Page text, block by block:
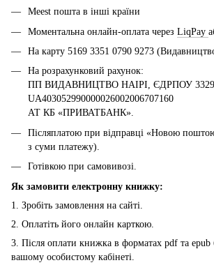
Meest пошта в інші країни
Моментальна онлайн-оплата через LiqPay
На карту 5169 3351 0790 9273
На розрахунковий рахунок:
ПП ВИДАВНИЦТВО НАІРІ, ЄДРПОУ
UA403052990000026002006707160
АТ КБ «ПРИВАТБАНК».
Післяплатою при відправці «Новою
з суми платежу).
Готівкою при самовивозі.
Як замовити електронну книжку:
1. Зробіть замовлення на сайті.
2. Оплатіть його онлайн карткою.
3. Після оплати книжка в форматах pdf та epub
вашому особистому кабінеті.